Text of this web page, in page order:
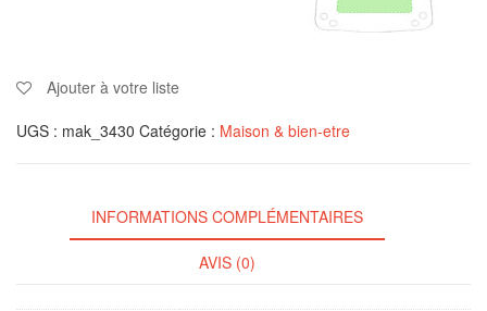
Ajouter à votre liste
UGS : mak_3430 Catégorie : Maison & bien-etre
INFORMATIONS COMPLÉMENTAIRES
AVIS (0)